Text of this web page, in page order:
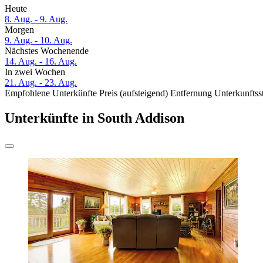
Heute
8. Aug. - 9. Aug.
Morgen
9. Aug. - 10. Aug.
Nächstes Wochenende
14. Aug. - 16. Aug.
In zwei Wochen
21. Aug. - 23. Aug.
Empfohlene Unterkünfte Preis (aufsteigend) Entfernung
Unterkünfte in South Addison